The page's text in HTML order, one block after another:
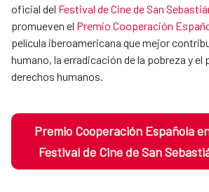
oficial del Festival de Cine de San
promueven el Premio Cooperación
película iberoamericana que mejor
humano, la erradicación de la pobreza y el
derechos humanos.
Premio Cooperación Española
Festival de Cine de San